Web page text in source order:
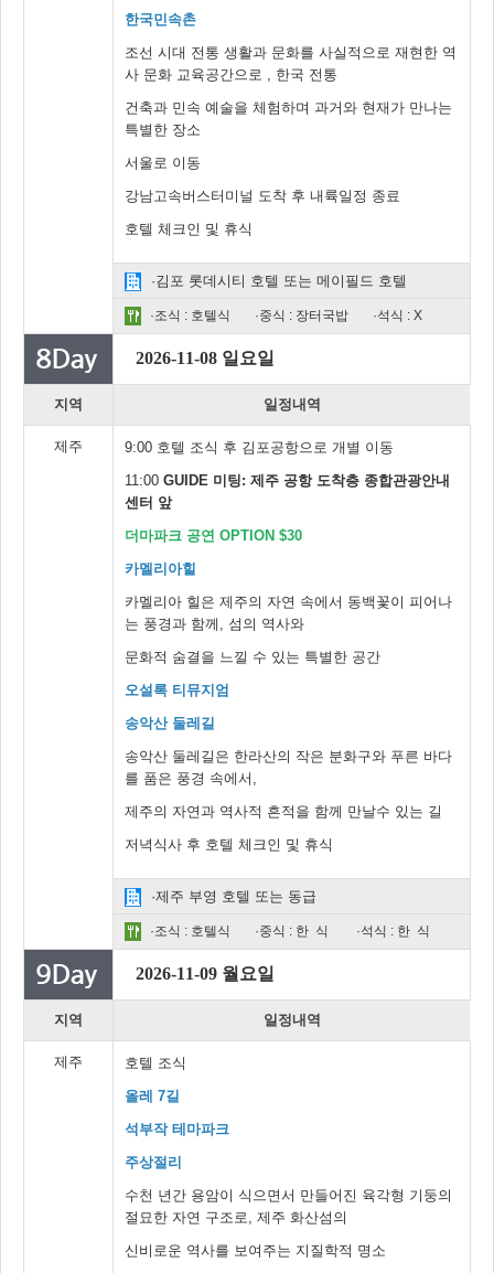
한국민속촌
조선 시대 전통 생활과 문화를 사실적으로 재현한 역
사 문화 교육공간으로 , 한국 전통
건축과 민속 예술을 체험하며 과거와 현재가 만나는
특별한 장소
서울로 이동
강남고속버스터미널 도착 후 내륙일정 종료
호텔 체크인 및 휴식
·김포 롯데시티 호텔 또는 메이필드 호텔
·조식 : 호텔식 ·중식 : 장터국밥 ·석식 : X
2026-11-08 일요일
지역 일정내역
제주
9:00 호텔 조식 후 김포공항으로 개별 이동
11:00 GUIDE 미팅: 제주 공항 도착층 종합관광안내
센터 앞
더마파크 공연 OPTION $30
카멜리아힐
카멜리아 힐은 제주의 자연 속에서 동백꽃이 피어나
는 풍경과 함께, 섬의 역사와
문화적 숨결을 느낄 수 있는 특별한 공간
오설록 티뮤지엄
송악산 둘레길
송악산 둘레길은 한라산의 작은 분화구와 푸른 바다
를 품은 풍경 속에서,
제주의 자연과 역사적 흔적을 함께 만날수 있는 길
저녁식사 후 호텔 체크인 및 휴식
·제주 부영 호텔 또는 동급
·조식 : 호텔식 ·중식 : 한 식 ·석식 : 한 식
2026-11-09 월요일
지역 일정내역
제주
호텔 조식
올레 7길
석부작 테마파크
주상절리
수천 년간 용암이 식으면서 만들어진 육각형 기둥의
절묘한 자연 구조로, 제주 화산섬의
신비로운 역사를 보여주는 지질학적 명소